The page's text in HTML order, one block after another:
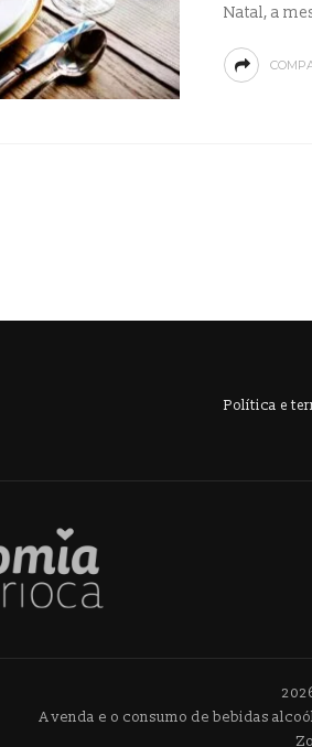
Natal, a
Política e
A venda e o consumo de bebidas